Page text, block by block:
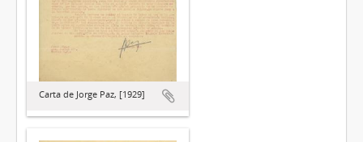
Carta de Jorge Paz, [1929]